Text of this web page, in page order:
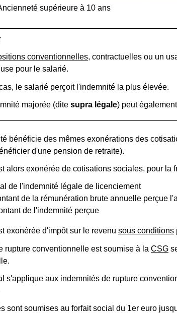
supérieure à 10 ans
conventionnelles, contractuelles ou un
pour le salarié.
le salarié perçoit l'indemnité la plus élevée.
majorée (dite supra légale) peut
bénéficie des mêmes exonérations des
d'une pension de retraite).
alors exonérée de cotisations sociales, pour la
de l'indemnité légale de licenciement
de la rémunération brute annuelle perçue
de l'indemnité perçue
exonérée d'impôt sur le revenu sous conditions
rupture conventionnelle est soumise à la CSG
s'applique aux indemnités de rupture
sont soumises au forfait social du 1er euro